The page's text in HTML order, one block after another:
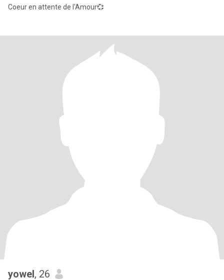
Coeur en attente de l'Amour💞
yowel, 26